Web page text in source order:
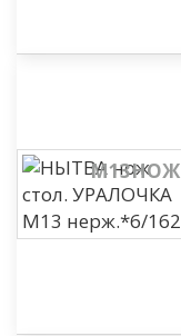
М13НОЖ